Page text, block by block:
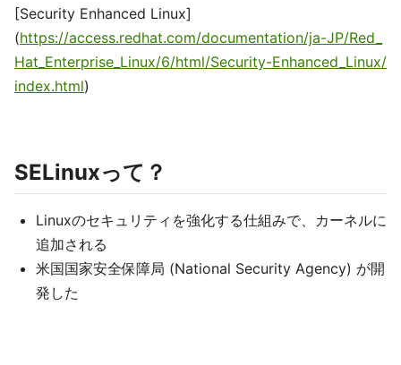
[Security Enhanced Linux]
(https://access.redhat.com/documentation/ja-JP/Red_
Hat_Enterprise_Linux/6/html/Security-Enhanced_Linux/
index.html)
SELinuxって？
Linuxのセキュリティを強化する仕組みで、カーネルに
追加される
米国国家安全保障局 (National Security Agency) が開
発した